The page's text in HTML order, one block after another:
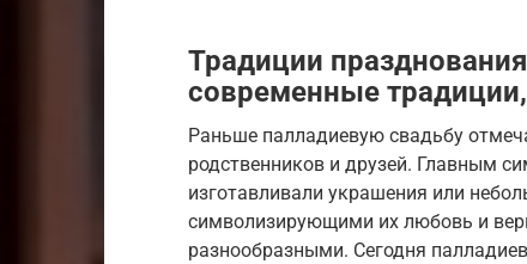
Традиции
современные
Раньше палладиевую свадьбу
родственников и друзей. Главным
изготавливали украшения или
символизирующими их любовь и
разнообразными. Сегодня